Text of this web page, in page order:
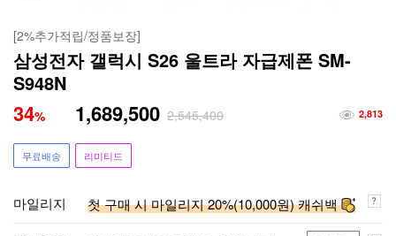
[2%추가적립/정품보장]
삼성전자 갤럭시 S26 울트라 자급제폰 SM-
S948N
34% 1,689,500 2,545,400 2,813
무료배송 리미티드
마일리지 첫 구매 시 마일리지 20%(10,000원) 캐쉬백